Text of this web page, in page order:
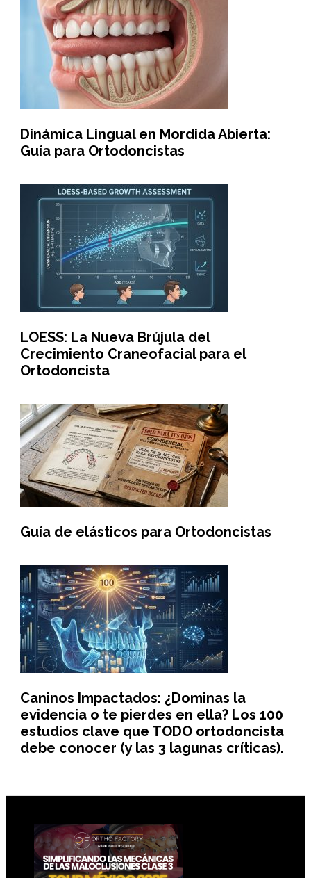
Dinámica Lingual en Mordida Abierta:
Guía para Ortodoncistas
LOESS: La Nueva Brújula del
Crecimiento Craneofacial para el
Ortodoncista
Guía de elásticos para Ortodoncistas
Caninos Impactados: ¿Dominas la
evidencia o te pierdes en ella? Los 100
estudios clave que TODO ortodoncista
debe conocer (y las 3 lagunas críticas).
Footer